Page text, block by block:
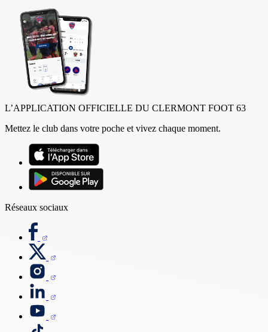
L’APPLICATION OFFICIELLE DU CLERMONT FOOT 63
Mettez le club dans votre poche et vivez chaque moment.
Réseaux sociaux